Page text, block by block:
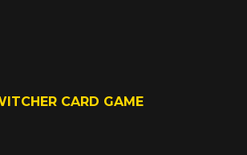
CARD GAME